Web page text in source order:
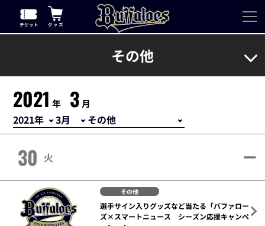
その他
2021 年 3 月
30 火
その他
選手サイン入りグッズなど当たる「バファロー
ズ×スマートニュース シーズン応援キャンペ